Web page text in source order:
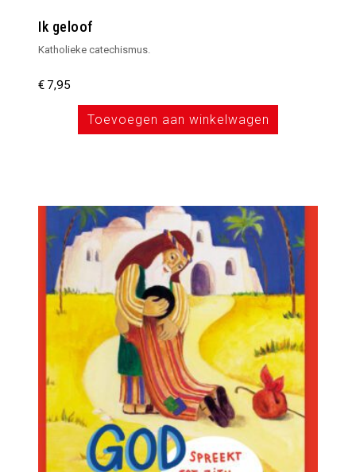
Ik geloof
Katholieke catechismus.
€ 7,95
Toevoegen aan winkelwagen